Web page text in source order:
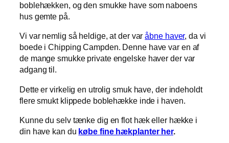
boblehækken, og den smukke have som naboens
hus gemte på.
Vi var nemlig så heldige, at der varåbne haver, da vi
boede i Chipping Campden. Denne have var en af
de mange smukke private engelske haver der var
adgang til.
Dette er virkelig en utrolig smuk have, der indeholdt
flere smukt klippede boblehække inde i haven.
Kunne du selv tænke dig en flot hæk eller hække i
din have kan du købe fine hækplanter her.